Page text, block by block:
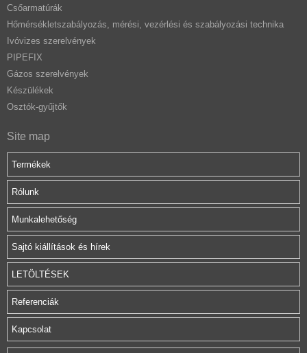
Csőarmatúrák
Hőmérsékletszabályozás, mérési, vezérlési és szabályozási technika
Ivóvizes szerelvények
PIPEFIX
Gázos szerelvények
Készülékek
Osztók-gyűjtők
Site map
Termékek
Rólunk
Munkalehetőség
Sajtó kiállítások és hírek
LETÖLTÉSEK
Referenciák
Kapcsolat